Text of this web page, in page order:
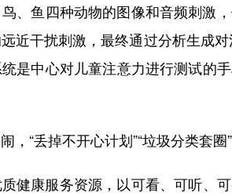
、鱼四种动物的图像和音频刺激
近干扰刺激，最终通过分析生成
是中心对儿童注意力进行测试的
“丢掉不开心计划”“垃圾分类套圈
康服务资源，以可看、可听、